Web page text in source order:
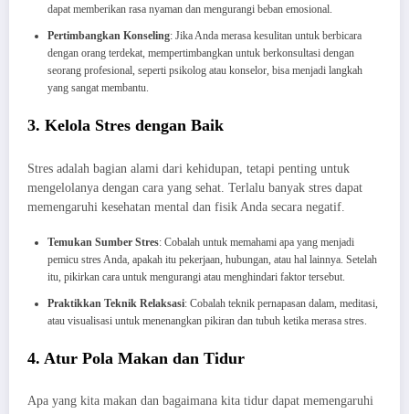
dapat memberikan rasa nyaman dan mengurangi beban emosional.
Pertimbangkan Konseling: Jika Anda merasa kesulitan untuk berbicara
dengan orang terdekat, mempertimbangkan untuk berkonsultasi dengan
seorang profesional, seperti psikolog atau konselor, bisa menjadi langkah
yang sangat membantu.
3. Kelola Stres dengan Baik
Stres adalah bagian alami dari kehidupan, tetapi penting untuk
mengelolanya dengan cara yang sehat. Terlalu banyak stres dapat
memengaruhi kesehatan mental dan fisik Anda secara negatif.
Temukan Sumber Stres: Cobalah untuk memahami apa yang menjadi
pemicu stres Anda, apakah itu pekerjaan, hubungan, atau hal lainnya. Setelah
itu, pikirkan cara untuk mengurangi atau menghindari faktor tersebut.
Praktikkan Teknik Relaksasi: Cobalah teknik pernapasan dalam, meditasi,
atau visualisasi untuk menenangkan pikiran dan tubuh ketika merasa stres.
4. Atur Pola Makan dan Tidur
Apa yang kita makan dan bagaimana kita tidur dapat memengaruhi